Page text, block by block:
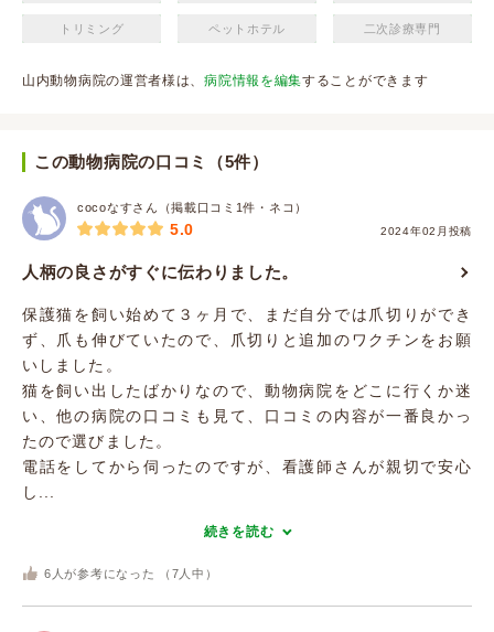
トリミング ペットホテル 二次診療専門
山内動物病院の運営者様は、病院情報を編集することができます
この動物病院の口コミ（5件）
cocoなすさん（掲載口コミ1件・ネコ）
2024年02月投稿
5.0
人柄の良さがすぐに伝わりました。
保護猫を飼い始めて３ヶ月で、まだ自分では爪切りができ
ず、爪も伸びていたので、爪切りと追加のワクチンをお願
いしました。
猫を飼い出したばかりなので、動物病院をどこに行くか迷
い、他の病院の口コミも見て、口コミの内容が一番良かっ
たので選びました。
電話をしてから伺ったのですが、看護師さんが親切で安心
し...
続きを読む
6 人が参考になった （ 7 人中）